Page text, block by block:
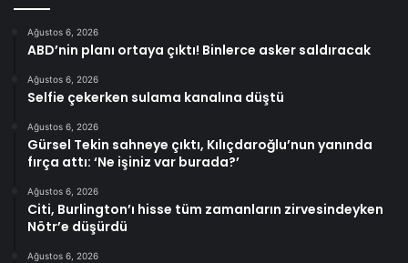
Ağustos 6, 2026
ABD’nin planı ortaya çıktı! Binlerce asker saldıracak
Ağustos 6, 2026
Selfie çekerken sulama kanalına düştü
Ağustos 6, 2026
Gürsel Tekin sahneye çıktı, Kılıçdaroğlu’nun yanında
fırça attı: ‘Ne işiniz var burada?’
Ağustos 6, 2026
Citi, Burlington’ı hisse tüm zamanların zirvesindeyken
Nötr’e düşürdü
Ağustos 6, 2026